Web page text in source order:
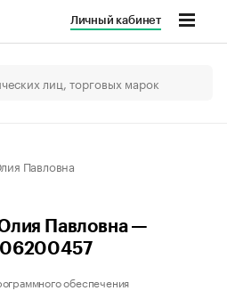
Личный кабинет
Павловна
Павловна —
обеспечения